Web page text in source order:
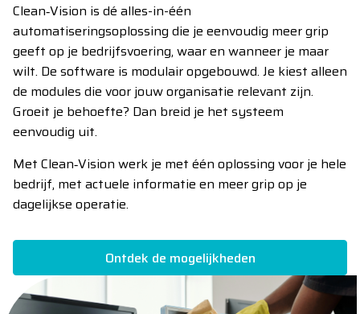
Clean‑Vision is dé alles-in-één
automatiseringsoplossing die je eenvoudig meer grip
geeft op je bedrijfsvoering, waar en wanneer je maar
wilt. De software is modulair opgebouwd. Je kiest alleen
de modules die voor jouw organisatie relevant zijn.
Groeit je behoefte? Dan breid je het systeem
eenvoudig uit.
Met Clean‑Vision werk je met één oplossing voor je hele
bedrijf, met actuele informatie en meer grip op je
dagelijkse operatie.
Ontdek de mogelijkheden